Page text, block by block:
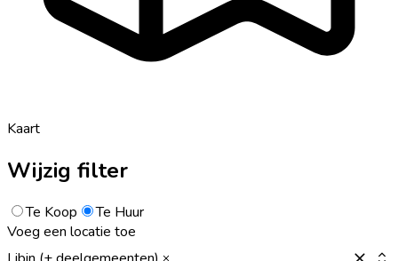
Kaart
Wijzig filter
Te Koop
Te Huur
Voeg een locatie toe